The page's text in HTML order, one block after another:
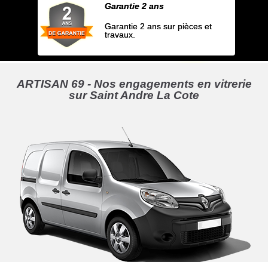
Garantie 2 ans
Garantie 2 ans sur pièces et
travaux.
ARTISAN 69 - Nos engagements en vitrerie
sur Saint Andre La Cote